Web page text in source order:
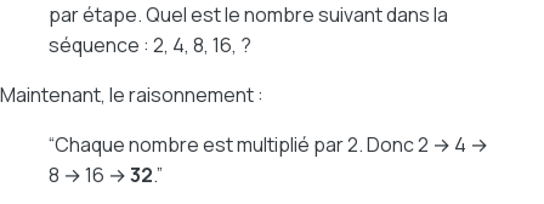
par étape. Quel est le nombre suivant dans la
séquence : 2, 4, 8, 16, ?
Maintenant, le raisonnement :
“Chaque nombre est multiplié par 2. Donc 2 → 4 →
8 → 16 →32.”